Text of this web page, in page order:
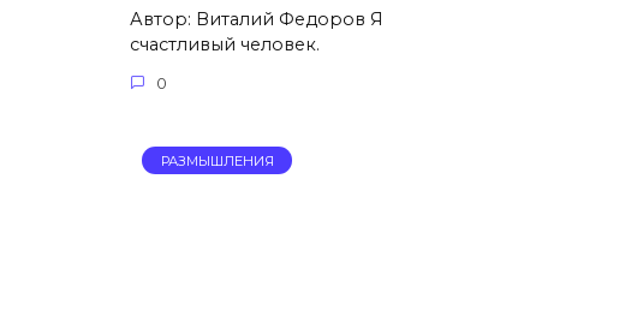
Автор: Виталий Федоров Я
счастливый человек.
0
РАЗМЫШЛЕНИЯ